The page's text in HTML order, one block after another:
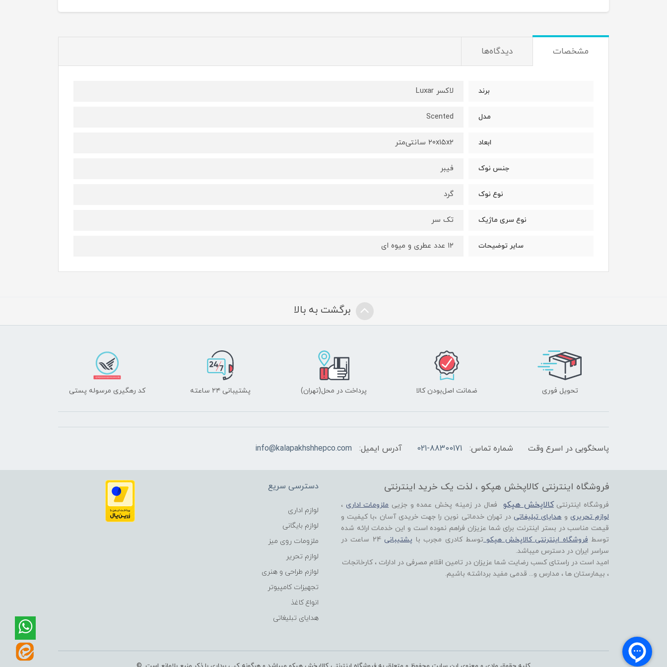
مشخصات دیدگاه‌ها
برند لاکسر Luxar
مدل Scented
ابعاد ۲۰x۱۵x۲ سانتی‌متر
جنس نوک فیبر
نوع نوک گرد
نوع سری ماژیک تک سر
سایر توضیحات ۱۲ عدد عطری و میوه ای
برگشت به بالا
تحویل فوری ضمانت اصل‌بودن کالا پرداخت در محل(تهران) پشتیبانی ۲۴ ساعته کد رهگیری مرسوله پستی
پاسخگویی در اسرع وقت شماره تماس: 021-88300171 آدرس ایمیل: info@kalapakhshhepco.com
فروشگاه اینترنتی کالاپخش هپکو ، لذت یک خرید اینترنتی
فروشگاه اینترنتی کالاپخش هپکو فعال در زمینه پخش عمده و جزییملزومات اداری ،
لوازم تحریری وهدایای تبلیغاتیدر تهران خدماتی نوین را جهت خریدی آسان ،با کیفیت و
قیمت مناسب در بستر اینترنت برای شما عزیزان فراهم نموده است و این خدمات ارائه شده
توسطفروشگاه اینترنتی کالاپخش هپکو توسط کادری مجرب با پشتیبانی
24 ساعت در
سراسر ایران در دسترس میباشد.
امید است در راستای کسب رضایت شما عزیزان در تامین اقلام مصرفی در ادارات ، کارخانجات
، بیمارستان ها ، مدارس و... قدمی مفید برداشته باشیم.
دسترسی سریع
لوازم اداری
لوازم بایگانی
ملزومات روی میز
لوازم تحریر
لوازم طراحی و هنری
تجهیزات کامپیوتر
انواع کاغذ
هدایای تبلیغاتی